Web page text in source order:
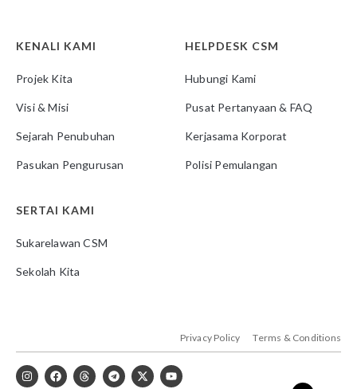
KENALI KAMI
Projek Kita
Visi & Misi
Sejarah Penubuhan
Pasukan Pengurusan
HELPDESK CSM
Hubungi Kami
Pusat Pertanyaan & FAQ
Kerjasama Korporat
Polisi Pemulangan
SERTAI KAMI
Sukarelawan CSM
Sekolah Kita
Privacy Policy Terms & Conditions